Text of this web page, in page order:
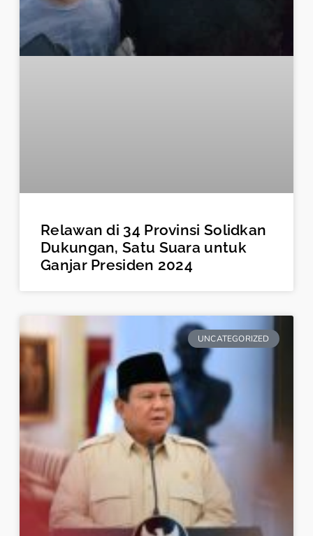
Relawan di 34 Provinsi Solidkan
Dukungan, Satu Suara untuk
Ganjar Presiden 2024
UNCATEGORIZED